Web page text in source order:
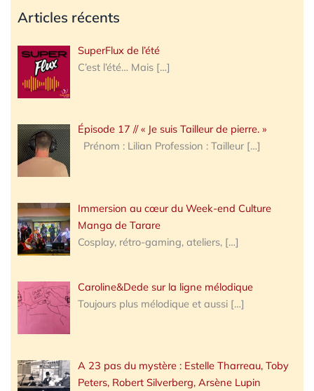
Articles récents
SuperFlux de l’été
C’est l’été… Mais […]
Épisode 17 // « Je suis Tailleur de pierre. »
Prénom : Lilian Profession : Tailleur […]
Immersion au cœur du Week-end Culture
Manga de Tarare
Cosplay, rétro-gaming, ateliers, […]
Caroline&Dede sur la ligne mélodique
Toujours plus mélodique et aussi […]
A 23 pas du mystère : Estelle Tharreau, Toby
Peters, Robert Silverberg, Arsène Lupin